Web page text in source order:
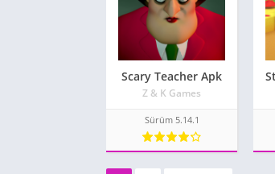
Scary Teacher Apk
Z & K Games
Sürüm 5.14.1